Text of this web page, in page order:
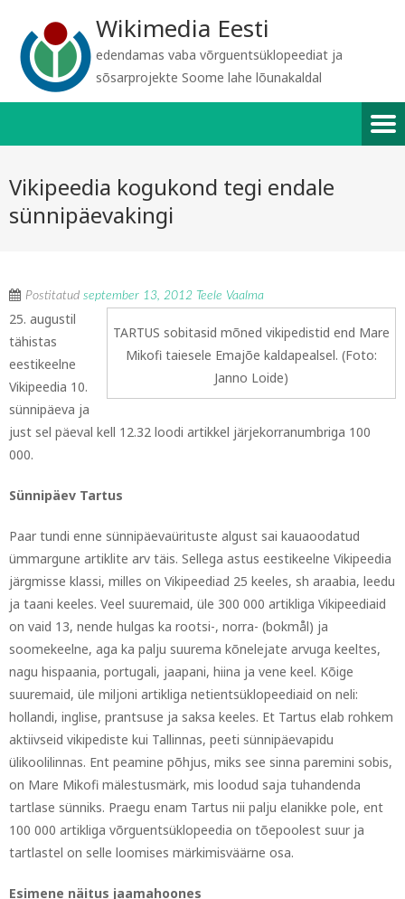
Wikimedia Eesti
edendamas vaba võrguentsüklopeediat ja
sõsarprojekte Soome lahe lõunakaldal
Vikipeedia kogukond tegi endale
sünnipäevakingi
Postitatud september 13, 2012 Teele Vaalma
TARTUS sobitasid mõned vikipedistid end Mare
Mikofi taiesele Emajõe kaldapealsel. (Foto:
Janno Loide)
25. augustil
tähistas
eestikeelne
Vikipeedia 10.
sünnipäeva ja
just sel päeval kell 12.32 loodi artikkel järjekorranumbriga 100
000.
Sünnipäev Tartus
Paar tundi enne sünnipäevaürituste algust sai kauaoodatud
ümmargune artiklite arv täis. Sellega astus eestikeelne Vikipeedia
järgmisse klassi, milles on Vikipeediad 25 keeles, sh araabia, leedu
ja taani keeles. Veel suuremaid, üle 300 000 artikliga Vikipeediaid
on vaid 13, nende hulgas ka rootsi-, norra- (bokmål) ja
soomekeelne, aga ka palju suurema kõnelejate arvuga keeltes,
nagu hispaania, portugali, jaapani, hiina ja vene keel. Kõige
suuremaid, üle miljoni artikliga netientsüklopeediaid on neli:
hollandi, inglise, prantsuse ja saksa keeles. Et Tartus elab rohkem
aktiivseid vikipediste kui Tallinnas, peeti sünnipäevapidu
ülikoolilinnas. Ent peamine põhjus, miks see sinna paremini sobis,
on Mare Mikofi mälestusmärk, mis loodud saja tuhandenda
tartlase sünniks. Praegu enam Tartus nii palju elanikke pole, ent
100 000 artikliga võrguentsüklopeedia on tõepoolest suur ja
tartlastel on selle loomises märkimisväärne osa.
Esimene näitus jaamahoones